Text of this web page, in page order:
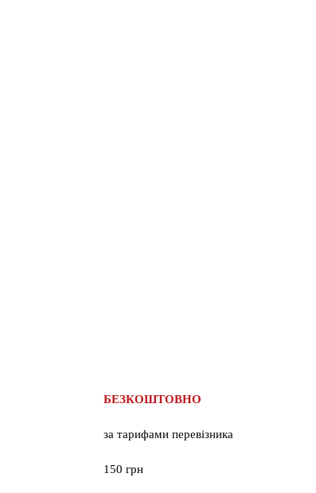
БЕЗКОШТОВНО
за тарифами перевізника
150 грн